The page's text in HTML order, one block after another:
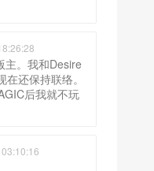
主。我和Desire
还保持联络。
后我就不玩